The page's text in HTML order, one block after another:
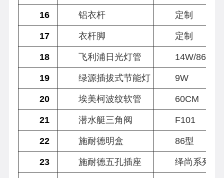
16
铝衣杆
定制
17
衣杆脚
定制
18
飞利浦日光灯管
14W/865
19
绿源插拔式节能灯
9W
20
埃美柯波纹软管
60CM
21
潜水艇三角阀
F101
22
施耐德明盒
86型
23
施耐德五孔插座 绎尚系列